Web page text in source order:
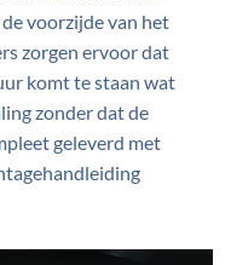
voorzijde van het
zorgen ervoor dat
komt te staan wat
zonder dat de
geleverd met